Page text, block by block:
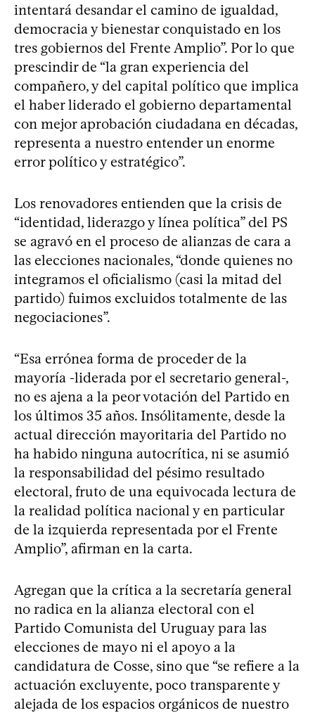
intentará desandar el camino de igualdad,
democracia y bienestar conquistado en los
tres gobiernos del Frente Amplio”. Por lo que
prescindir de “la gran experiencia del
compañero, y del capital político que implica
el haber liderado el gobierno departamental
con mejor aprobación ciudadana en décadas,
representa a nuestro entender un enorme
error político y estratégico”.
Los renovadores entienden que la crisis de
“identidad, liderazgo y línea política” del PS
se agravó en el proceso de alianzas de cara a
las elecciones nacionales, “donde quienes no
integramos el oficialismo (casi la mitad del
partido) fuimos excluidos totalmente de las
negociaciones”.
“Esa errónea forma de proceder de la
mayoría -liderada por el secretario general-,
no es ajena a la peor votación del Partido en
los últimos 35 años. Insólitamente, desde la
actual dirección mayoritaria del Partido no
ha habido ninguna autocrítica, ni se asumió
la responsabilidad del pésimo resultado
electoral, fruto de una equivocada lectura de
la realidad política nacional y en particular
de la izquierda representada por el Frente
Amplio”, afirman en la carta.
Agregan que la crítica a la secretaría general
no radica en la alianza electoral con el
Partido Comunista del Uruguay para las
elecciones de mayo ni el apoyo a la
candidatura de Cosse, sino que “se refiere a la
actuación excluyente, poco transparente y
alejada de los espacios orgánicos de nuestro